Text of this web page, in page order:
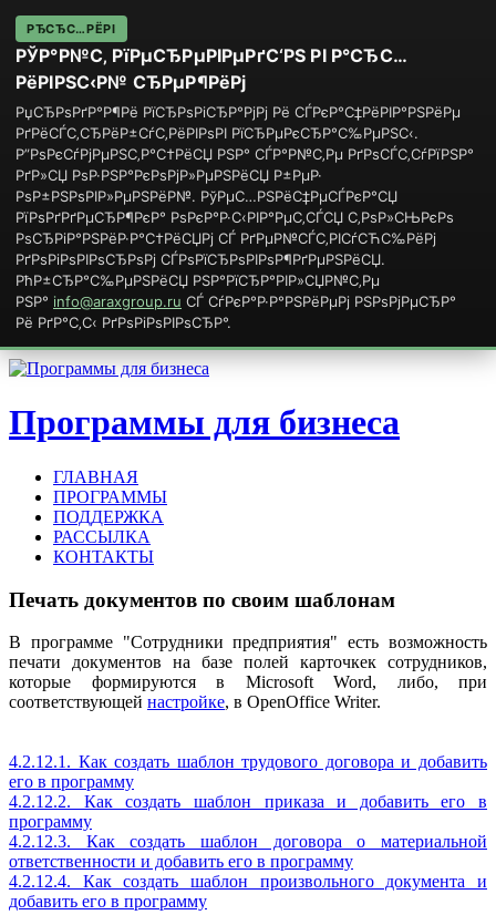
РЂСЂС…РЁРІ
РЎР°Р№С‚ РїРµСЂРµРІРµРґС‘РЅ РІ Р°СЂС…
РёРІРЅС‹Р№ СЂРµР¶РёРј
РџСЂРѕРґР°Р¶Рё РїСЂРѕРіСЂР°РјРј Рё СЃРєР°С‡РёРІР°РЅРёРµ
РґРёСЃС‚СЂРёР±СѓС‚РёРІРѕРІ РїСЂРµРєСЂР°С‰РµРЅС‹.
Р”РѕРєСѓРјРµРЅС‚Р°С†РёСЏ РЅР° СЃР°Р№С‚Рµ РґРѕСЃС‚СѓРїРЅР°
РґР»СЏ РѕР·РЅР°РєРѕРјР»РµРЅРёСЏ Р±РµР·
РѕР±РЅРѕРІР»РµРЅРёР№. РўРµС…РЅРёС‡РµСЃРєР°СЏ
РїРѕРґРґРµСЂР¶РєР° РѕРєР°Р·С‹РІР°РµС‚СЃСЏ С‚РѕР»СЊРєРѕ
РѕСЂРіР°РЅРёР·Р°С†РёСЏРј СЃ РґРµР№СЃС‚РІСѓСЋС‰РёРј
РґРѕРіРѕРІРѕСЂРѕРј СЃРѕРїСЂРѕРІРѕР¶РґРµРЅРёСЏ.
РћР±СЂР°С‰РµРЅРёСЏ РЅР°РїСЂР°РІР»СЏР№С‚Рµ
РЅР° info@araxgroup.ru СЃ СѓРєР°Р·Р°РЅРёРµРј РЅРѕРјРµСЂР°
Рё РґР°С‚С‹ РґРѕРіРѕРІРѕСЂР°.
Программы для бизнеса
ГЛАВНАЯ
ПРОГРАММЫ
ПОДДЕРЖКА
РАССЫЛКА
КОНТАКТЫ
Печать документов по своим шаблонам
В программе "Сотрудники предприятия" есть возможность
печати документов на базе полей карточкек сотрудников,
которые формируются в Microsoft Word, либо, при
соответствующей настройке, в OpenOffice Writer.
4.2.12.1. Как создать шаблон трудового договора и добавить
его в программу
4.2.12.2. Как создать шаблон приказа и добавить его в
программу
4.2.12.3. Как создать шаблон договора о материальной
ответственности и добавить его в программу
4.2.12.4. Как создать шаблон произвольного документа и
добавить его в программу